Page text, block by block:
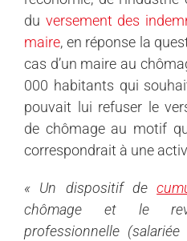
du versement des
maire, en réponse la
cas d’un maire au
000 habitants qui
pouvait lui refuser le
de chômage au motif
correspondrait à une
« Un dispositif de
chômage et le
professionnelle